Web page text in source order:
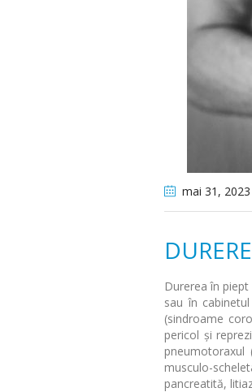
mai 31 , 2023
Durerea în
sau în
(sindroame
pericol și
musculo-
pancreatită,